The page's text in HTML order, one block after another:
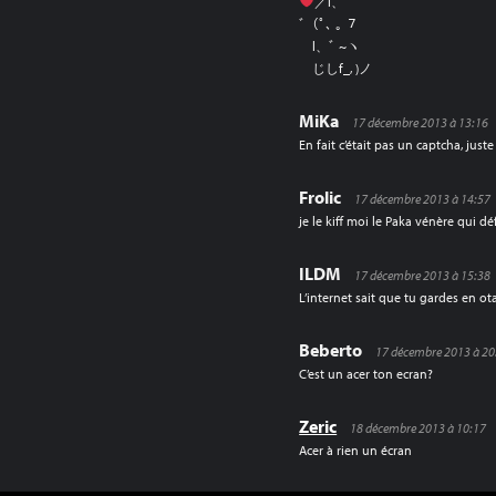
ﾞ（ﾟ､ ｡ ７
l、ﾞ ~ヽ
じしf_, )ノ
MiKa
17 décembre 2013 à 13:16
En fait c’était pas un captcha,
Frolic
17 décembre 2013 à 14:57
je le kiff moi le Paka vénère qui
ILDM
17 décembre 2013 à 15:38
L’internet sait que tu gardes en
Beberto
17 décembre 2013 à
C’est un acer ton ecran?
Zeric
18 décembre 2013 à 10:17
Acer à rien un écran